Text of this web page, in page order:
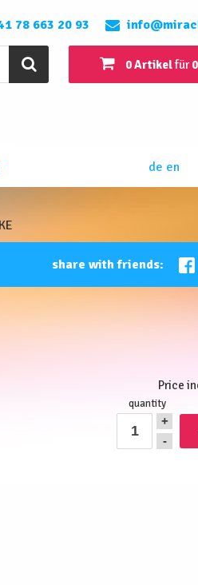
78 663 20 93
0 Artikelfür
de en
share with friends:
Price
quantity
+
-